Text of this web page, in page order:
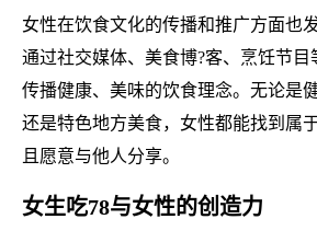
女性在饮食文化的传播和推广方面也
通过社交媒体、美食博?客、烹饪节目
传播健康、美味的饮食理念。无论是
还是特色地方美食，女性都能找到属
且愿意与他人分享。
女生吃78与女性的创造力